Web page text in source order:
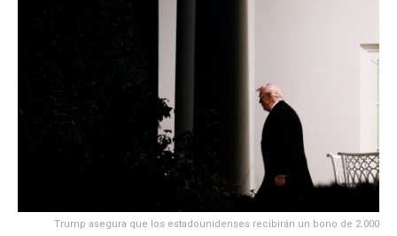
Trump asegura que los estadounidenses recibirán un bono de 2.000